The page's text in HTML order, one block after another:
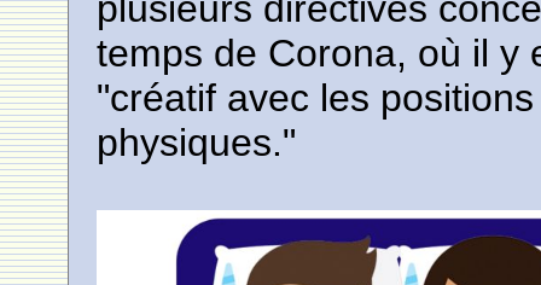
temps de Corona, où il y
"créatif avec les
physiques."